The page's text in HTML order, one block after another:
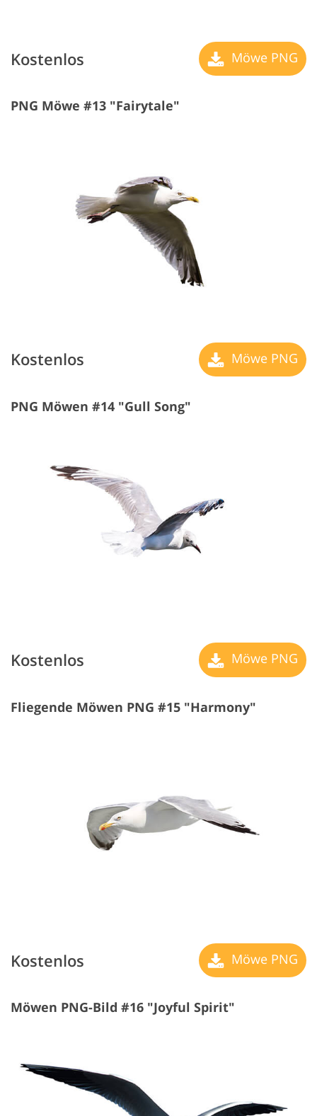
Kostenlos Möwe PNG
PNG Möwe #13 "Fairytale"
Kostenlos Möwe PNG
PNG Möwen #14 "Gull Song"
Kostenlos Möwe PNG
Fliegende Möwen PNG #15 "Harmony"
Kostenlos Möwe PNG
Möwen PNG-Bild #16 "Joyful Spirit"